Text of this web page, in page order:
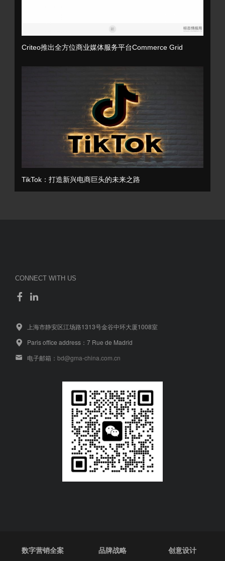
Criteo推出全方位商业媒体服务平台Commerce Grid
TikTok：打造新兴电商巨头的未来之路
CONNECT WITH US
上海市静安区江场路1313号金谷中环大厦1008室
Paris office address：7 Rue de Madrid
电子邮箱： bd@gma-china.com.cn
数字营销全案 品牌战略 创意设计